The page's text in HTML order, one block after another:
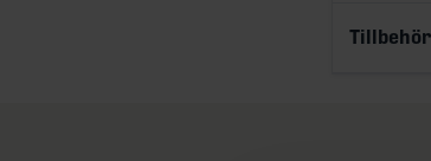
Tillbehör